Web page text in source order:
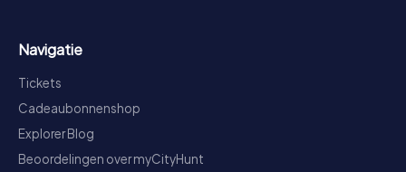
Navigatie
Tickets
Cadeaubonnenshop
Explorer Blog
Beoordelingen over myCityHunt